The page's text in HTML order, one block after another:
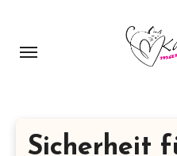
springen
Sicherheit